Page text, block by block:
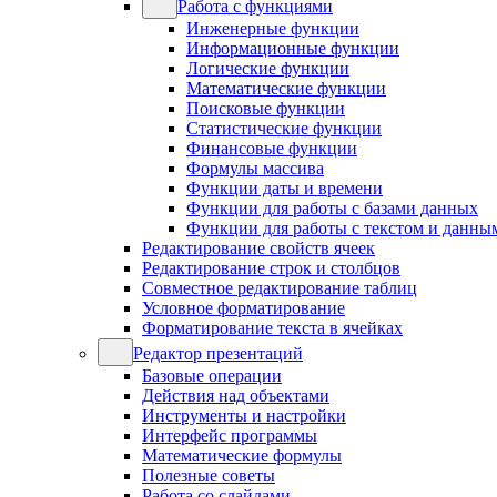
Работа с функциями
Инженерные функции
Информационные функции
Логические функции
Математические функции
Поисковые функции
Статистические функции
Финансовые функции
Формулы массива
Функции даты и времени
Функции для работы с базами данных
Функции для работы с текстом и
Редактирование свойств ячеек
Редактирование строк и столбцов
Совместное редактирование таблиц
Условное форматирование
Форматирование текста в ячейках
Редактор презентаций
Базовые операции
Действия над объектами
Инструменты и настройки
Интерфейс программы
Математические формулы
Полезные советы